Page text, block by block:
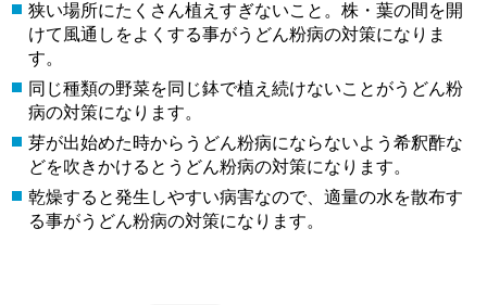
狭い場所にたくさん植えすぎないこと。株・葉の間を開
けて風通しをよくする事がうどん粉病の対策になりま
す。
同じ種類の野菜を同じ鉢で植え続けないことがうどん粉
病の対策になります。
芽が出始めた時からうどん粉病にならないよう希釈酢な
どを吹きかけるとうどん粉病の対策になります。
乾燥すると発生しやすい病害なので、適量の水を散布す
る事がうどん粉病の対策になります。